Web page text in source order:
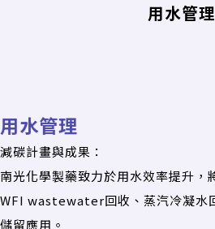
用水管理
用水管理
減碳計畫與成果：
南光化學製藥致力於用水效率提升，
WFI wastewater回收、蒸汽冷凝水
儲留應用。